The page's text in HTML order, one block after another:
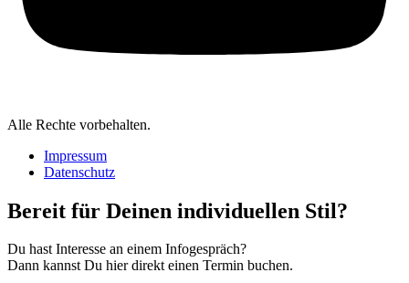
Alle Rechte vorbehalten.
Impressum
Datenschutz
Bereit für Deinen individuellen Stil?
Du hast Interesse an einem Infogespräch?
Dann kannst Du hier direkt einen Termin buchen.